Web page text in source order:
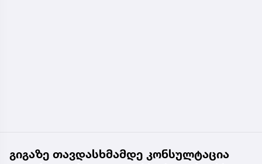
გიგაზე თავდასხმამდე კონსულტაცია